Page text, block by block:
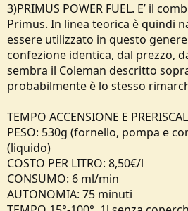
3)PRIMUS POWER FUEL. E’ il
Primus. In linea teorica è quindi
essere utilizzato in questo
confezione identica, dal prezzo,
sembra il Coleman descritto
probabilmente è lo stesso
TEMPO ACCENSIONE E
PESO: 530g (fornello, pompa e
(liquido)
COSTO PER LITRO: 8,50€/l
CONSUMO: 6 ml/min
AUTONOMIA: 75 minuti